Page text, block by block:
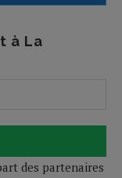
à La
des partenaires